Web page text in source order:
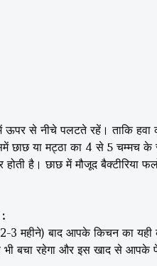
ऊपर से नीचे पलटते रहें। ताकि हवा
छाछ या मट्ठा का 4 से 5 चम्मच
है। छाछ में मौजूद बैक्टीरिया
3 महीने) बाद आपके किचन का
भी बचा रहेगा और इस खाद से आपके